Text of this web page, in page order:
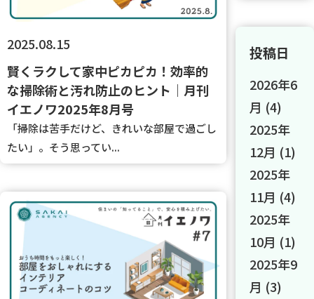
2025.08.15
賢くラクして家中ピカピカ！効率的
な掃除術と汚れ防止のヒント｜月刊
イエノワ2025年8月号
「掃除は苦手だけど、きれいな部屋で過ごし
たい」。そう思ってい...
投稿日
2026年6
月 (4)
2025年
12月 (1)
2025年
11月 (4)
2025年
10月 (1)
2025年9
月 (3)